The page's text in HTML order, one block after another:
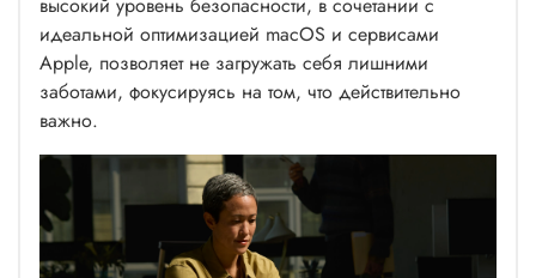
идеальной оптимизацией macOS и сервисами
Apple, позволяет не загружать себя лишними
заботами, фокусируясь на том, что действительно
важно.